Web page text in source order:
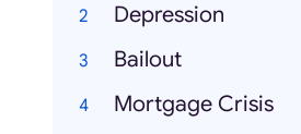
Depression
Bailout
Mortgage Crisis